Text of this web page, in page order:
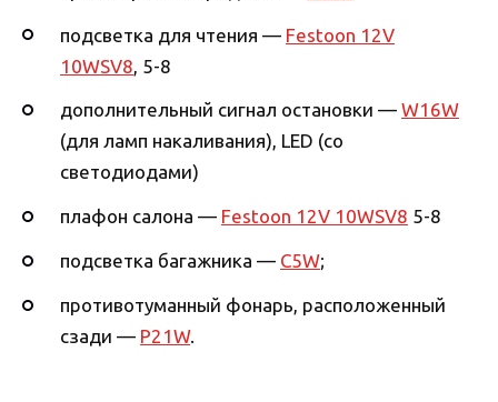
подсветка для чтения — Festoon 12V
10WSV8 , 5-8
дополнительный сигнал остановки — W16W
(для ламп накаливания), LED (со
светодиодами)
плафон салона — Festoon 12V 10WSV8 5-8
подсветка багажника — C5W;
противотуманный фонарь, расположенный
сзади — P21W.